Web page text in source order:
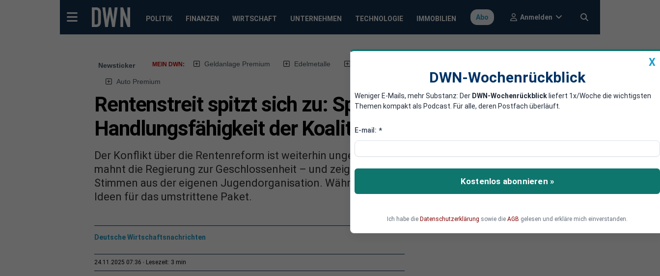
POLITIK FINANZEN WIRTSCHAFT UNTERNEHMEN TECHNOLOGIE IMMOBILIEN Abo Anmelden
Newsticker MEIN DWN: Geldanlage Premium Edelmetalle
Auto Premium
Rentenstreit spitzt sich zu: Spahn pocht auf
Handlungsfähigkeit der Koalition
Der Konflikt über die Rentenreform ist weiterhin ungelöst. Unionsfraktionschef Jens Spahn
mahnt die Regierung zur Geschlossenheit – und zeigt zugleich Verständnis für die kritischen
Stimmen aus der eigenen Jugendorganisation. Währenddessen präsentieren die Grünen eigene
Ideen für das umstrittene Paket.
Deutsche Wirtschaftsnachrichten
24.11.2025 07:36 Lesezeit: 3 min
X
DWN-Wochenrückblick
Weniger E-Mails, mehr Substanz: Der DWN-Wochenrückblick liefert 1x/Woche die wichtigsten
Themen kompakt als Podcast. Für alle, deren Postfach überläuft.
E-mail: *
Kostenlos abonnieren »
Ich habe die Datenschutzerklärung sowie die AGB gelesen und erkläre mich einverstanden.